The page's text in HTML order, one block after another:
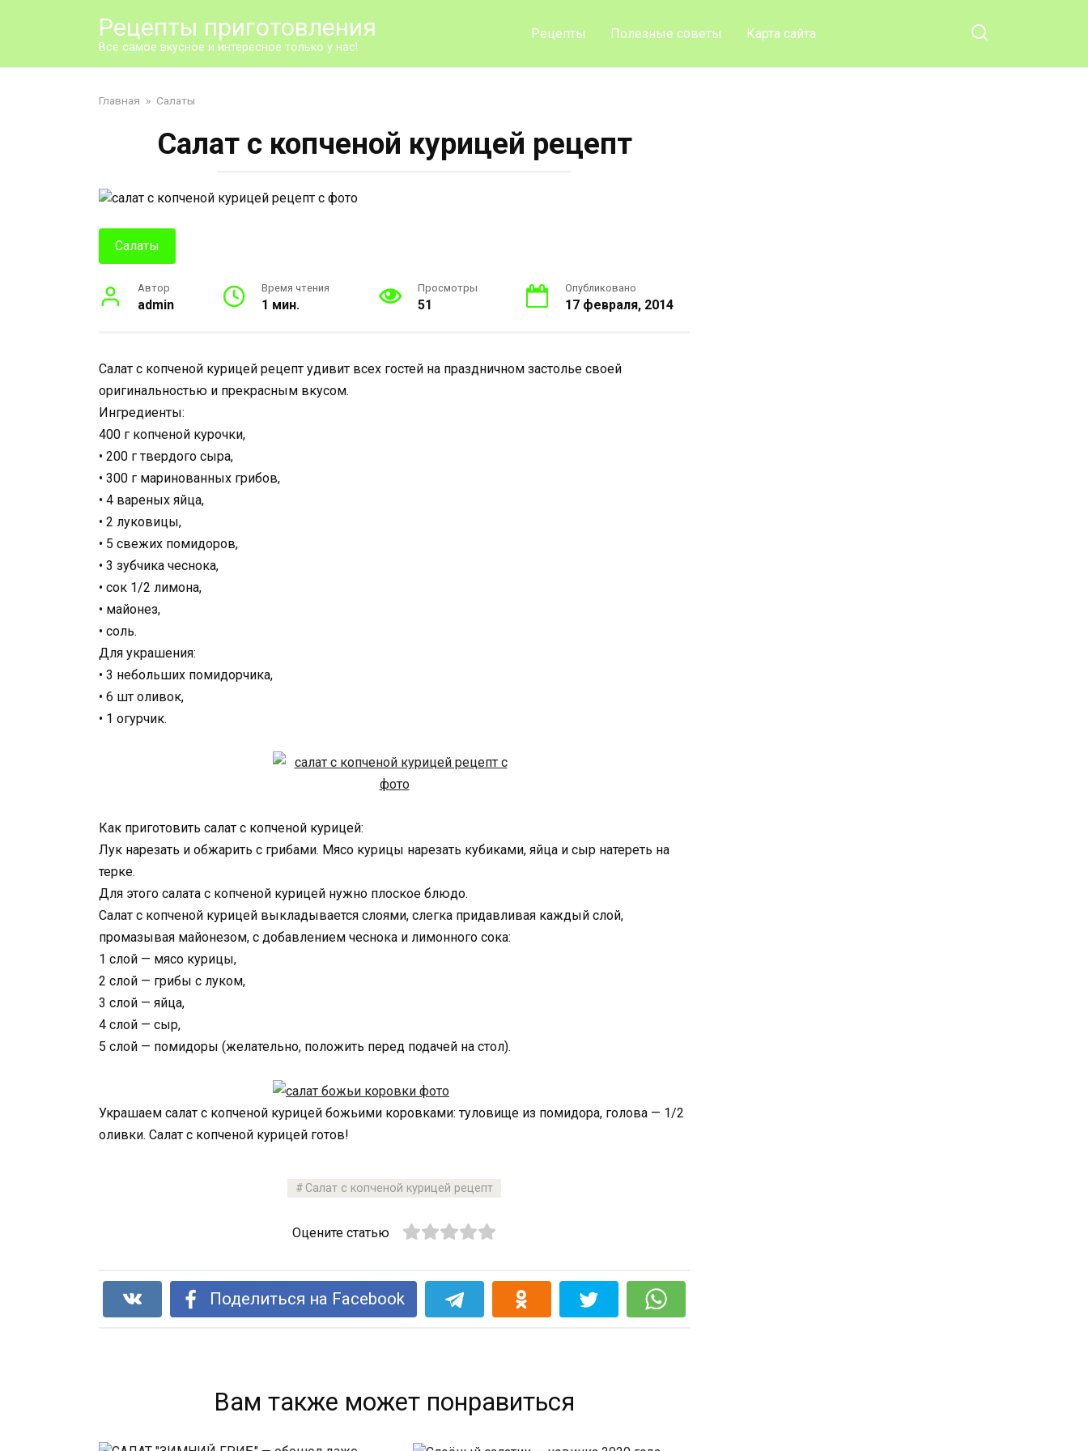
Рецепты приготовления
Все самое вкусное и интересное только у нас!
Рецепты Полезные советы Карта сайта
Главная » Салаты
Салат с копченой курицей рецепт
Салаты
Автор
admin
Время чтения
1 мин.
Просмотры
51
Опубликовано
17 февраля, 2014
Салат с копченой курицей рецепт удивит всех гостей на праздничном застолье своей
оригинальностью и прекрасным вкусом.
Ингредиенты:
400 г копченой курочки,
• 200 г твердого сыра,
• 300 г маринованных грибов,
• 4 вареных яйца,
• 2 луковицы,
• 5 свежих помидоров,
• 3 зубчика чеснока,
• сок 1/2 лимона,
• майонез,
• соль.
Для украшения:
• 3 небольших помидорчика,
• 6 шт оливок,
• 1 огурчик.
Как приготовить салат с копченой курицей:
Лук нарезать и обжарить с грибами. Мясо курицы нарезать кубиками, яйца и сыр натереть на
терке.
Для этого салата с копченой курицей нужно плоское блюдо.
Салат с копченой курицей выкладывается слоями, слегка придавливая каждый слой,
промазывая майонезом, с добавлением чеснока и лимонного сока:
1 слой — мясо курицы,
2 слой — грибы с луком,
3 слой — яйца,
4 слой — сыр,
5 слой — помидоры (желательно, положить перед подачей на стол).
Украшаем салат с копченой курицей божьими коровками: туловище из помидора, голова — 1/2
оливки. Салат с копченой курицей готов!
Салат с копченой курицей рецепт
Оцените статью
Поделиться на Facebook
Вам также может понравиться